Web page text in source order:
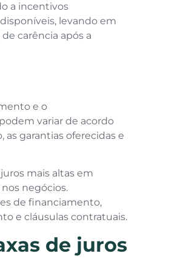
a incentivos
levando em
carência após a
e o
variar de acordo
garantias oferecidas e
mais altas em
negócios.
de financiamento,
e cláusulas contratuais.
de juros